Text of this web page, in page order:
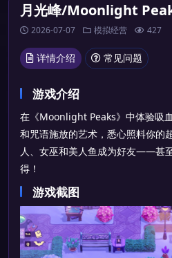
月光峰/Moonlight
2026-07-07 模拟经营 427
详情介绍 常见问题
游戏介绍
在《Moonlight Peaks》中体验吸
和咒语施放的艺术，悉心照料你的
人、女巫和美人鱼成为好友——甚
得！
游戏截图